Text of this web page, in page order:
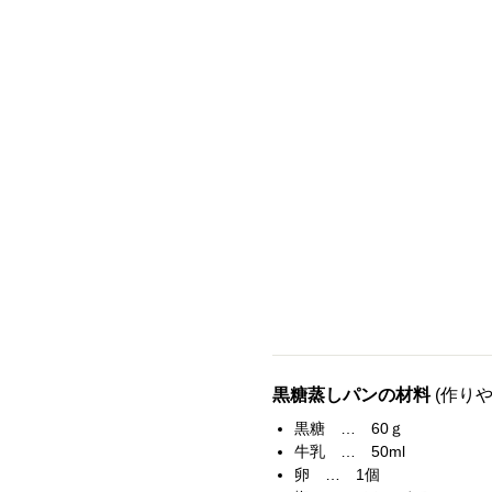
黒糖蒸しパンの材料 (作り
黒糖 … 60ｇ
牛乳 … 50ml
卵 … 1個